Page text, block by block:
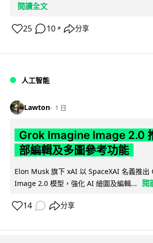
閱讀全文
25 10 ↗ 分享
人工智能
Lawton 1 日
Grok Imagine Image 2.0
部編輯及多圖參考功能
Elon Musk 旗下 xAI 以 SpaceXAI 名義推
Image 2.0 模型，強化 AI 繪圖及編輯...
閱
14 分享